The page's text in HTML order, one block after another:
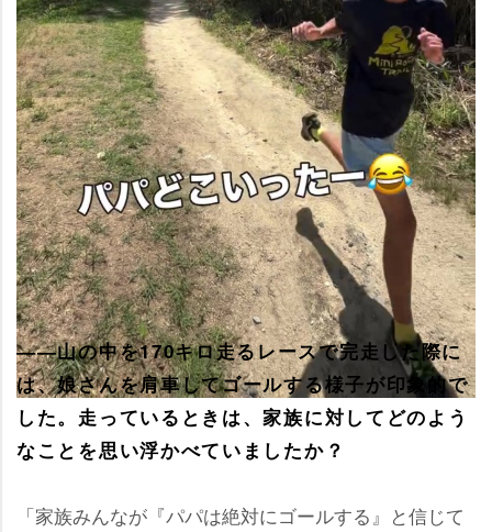
――山の中を170キロ走るレースで完走した際に
は、娘さんを肩車してゴールする様子が印象的で
した。走っているときは、家族に対してどのよう
なことを思い浮かべていましたか？
「家族みんなが『パパは絶対にゴールする』と信じて